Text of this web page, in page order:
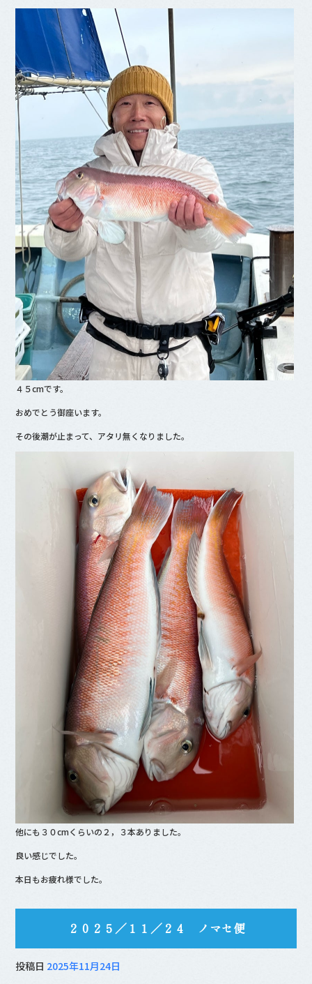
４５cmです。
おめでとう御座います。
その後潮が止まって、アタリ無くなりました。
他にも３０cmくらいの２，３本ありました。
良い感じでした。
本日もお疲れ様でした。
２０２５／１１／２４ ノマセ便
投稿日 2025年11月24日